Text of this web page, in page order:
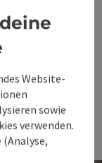
Website-
sowie
verwenden.